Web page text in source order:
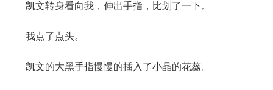
凯文转身看向我，伸出手指，比划了一下。
我点了点头。
凯文的大黑手指慢慢的插入了小晶的花蕊。